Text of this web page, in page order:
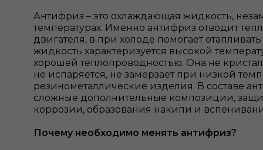
Антифриз – это охлаждающая жидкость,
температурах. Именно антифриз отводит
двигателя, в при холоде помогает
жидкость характеризуется высокой
хорошей теплопроводностью. Она не
не испаряется, не замерзает при низкой
резинометаллические изделия. В составе
сложные дополнительные композиции,
коррозии, образования накипи и
Почему необходимо менять антифриз?